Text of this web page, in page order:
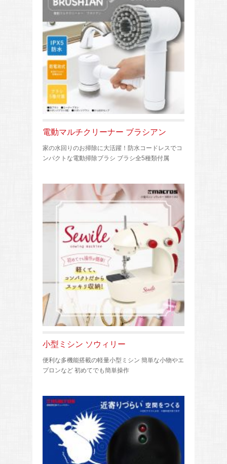
電動マルチクリーナー ブラシアン
家の水回りのお掃除に大活躍！防水コードレスでコ
ンパクトな電動掃除ブラシ ブラシ全5種類付属
小型ミシン ソウィリー
便利な多機能搭載の軽量小型ミシン 簡単な小物やエ
プロンなど 初めてでも簡単操作